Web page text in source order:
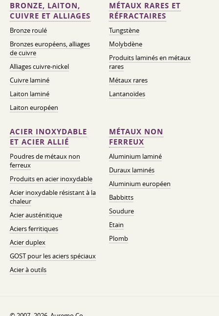
BRONZE, LAITON,
CUIVRE ET ALLIAGES
Bronze roulé
Bronzes européens, alliages
de cuivre
Alliages cuivre-nickel
Cuivre laminé
Laiton laminé
Laiton européen
MÉTAUX RARES ET
RÉFRACTAIRES
Tungstène
Molybdène
Produits laminés en métaux
rares
Métaux rares
Lantanoïdes
ACIER INOXYDABLE
ET ACIER ALLIÉ
Poudres de métaux non
ferreux
Produits en acier inoxydable
Acier inoxydable résistant à la
chaleur
Acier austénitique
Aciers ferritiques
Acier duplex
GOST pour les aciers spéciaux
Acier à outils
MÉTAUX NON
FERREUX
Aluminium laminé
Duraux laminés
Aluminium européen
Babbitts
Soudure
Etain
Plomb